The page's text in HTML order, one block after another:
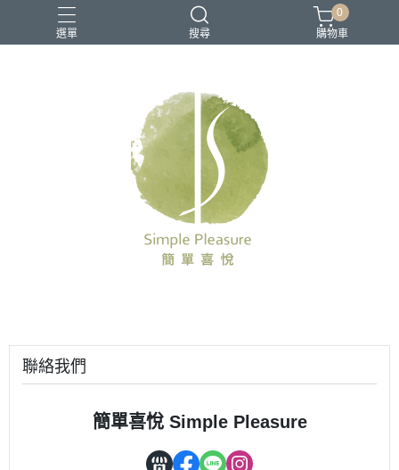
選單 搜尋
0
購物車
聯絡我們
簡單喜悅 Simple Pleasure